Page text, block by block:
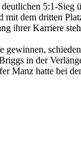
5:1-
dem dritten
ihrer Karriere
in der
Manz hatte bei